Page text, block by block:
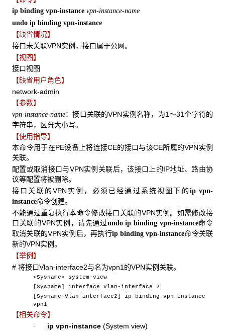
ip binding vpn-instance vpn-instance-name
undo ip binding vpn-instance
【缺省情况】
接口未关联VPN实例，接口属于公网。
【视图】
接口视图
【缺省用户角色】
network-admin
【参数】
vpn-instance-name：接口关联的VPN实例名称，为1～31个字符的
字符串，区分大小写。
【使用指导】
本命令用于在PE设备上将连接CE的接口与该CE所属的VPN实例
关联。
配置或取消接口与VPN实例关联后，该接口上的IP地址、路由协
议等配置将被删除。
接口关联的VPN实例，必须已经通过系统视图下的 ip vpn-
instance命令创建。
不能通过重复执行本命令修改接口关联的VPN实例。如需修改接
口关联的VPN实例，请先通过undo ip binding vpn-instance命令
取消关联的VPN实例后，再执行ip binding vpn-instance命令关联
新的VPN实例。
【举例】
# 将接口Vlan-interface2与名为vpn1的VPN实例关联。
<Sysname> system-view
[Sysname] interface vlan-interface 2
[Sysname-Vlan-interface2] ip binding vpn-instance
vpn1
【相关命令】
· ip vpn-instance (System view)